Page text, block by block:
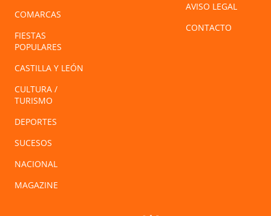
COMARCAS
FIESTAS
POPULARES
CASTILLA Y LEÓN
CULTURA /
TURISMO
DEPORTES
SUCESOS
NACIONAL
MAGAZINE
AVISO LEGAL
CONTACTO